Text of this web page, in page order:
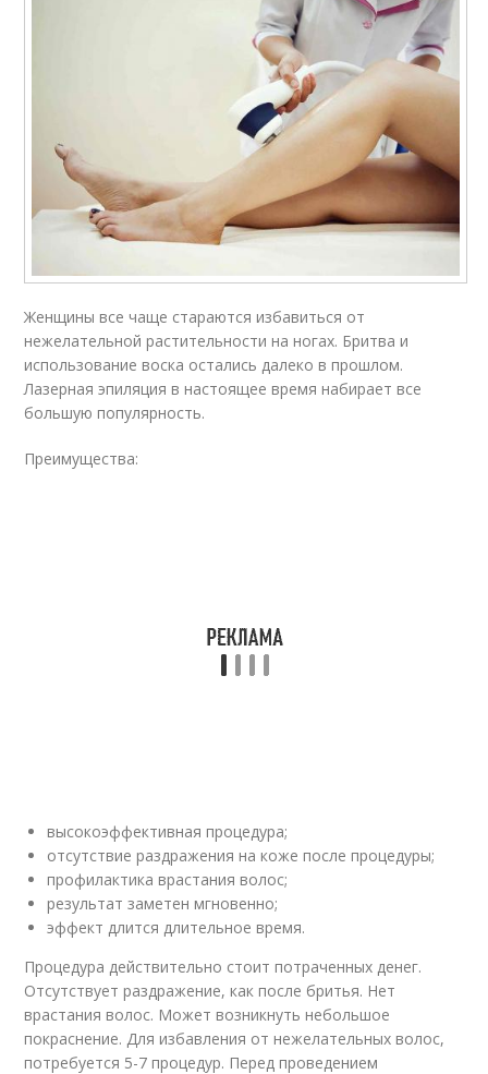
Женщины все чаще стараются избавиться от
нежелательной растительности на ногах. Бритва и
использование воска остались далеко в прошлом.
Лазерная эпиляция в настоящее время набирает все
большую популярность.
Преимущества:
высокоэффективная процедура;
отсутствие раздражения на коже после процедуры;
профилактика врастания волос;
результат заметен мгновенно;
эффект длится длительное время.
Процедура действительно стоит потраченных денег.
Отсутствует раздражение, как после бритья. Нет
врастания волос. Может возникнуть небольшое
покраснение. Для избавления от нежелательных волос,
потребуется 5-7 процедур. Перед проведением